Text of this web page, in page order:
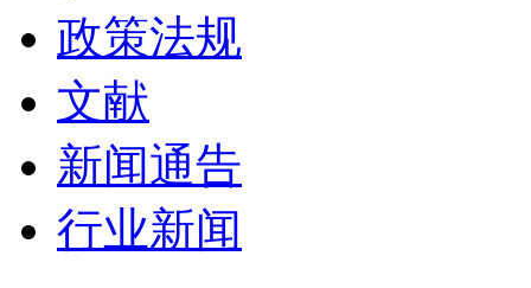
政策法规
文献
新闻通告
行业新闻